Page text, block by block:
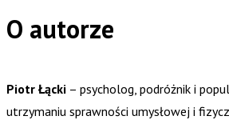
O autorze
Piotr Łącki – psycholog, podróżnik i
utrzymaniu sprawności umysłowej i